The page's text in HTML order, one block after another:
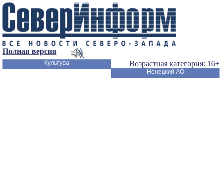
Полная версия
Возрастная категория: 16+
Культура
Ненецкий АО